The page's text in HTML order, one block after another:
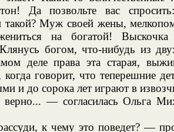
тон! Да позвольте вас
Муж своей жены,
жениться на богатой!
богом, что-нибудь из
деле права эта старая,
когда говорит, что теперешние
и до сорока лет играют в
— согласилась Ольга
к чему это поведет? —